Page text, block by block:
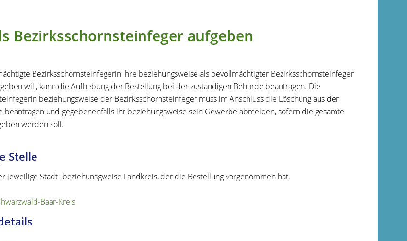
Bezirksschornsteinfeger aufgeben
Bezirksschornsteinfegerin ihre beziehungsweise als bevollmächtigter Bezirksschornsteinfeger
will, kann die Aufhebung der Bestellung bei der zuständigen Behörde beantragen. Die
beziehungsweise der Bezirksschornsteinfeger muss im Anschluss die Löschung aus der
beantragen und gegebenenfalls ihr beziehungsweise sein Gewerbe abmelden, sofern die gesamte
werden soll.
Stelle
jeweilige Stadt- beziehunsgweise Landkreis, der die Bestellung vorgenommen hat.
Baar-Kreis